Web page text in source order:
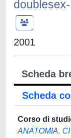
2001
Scheda
Scheda
Corso di
ANATOMIA,